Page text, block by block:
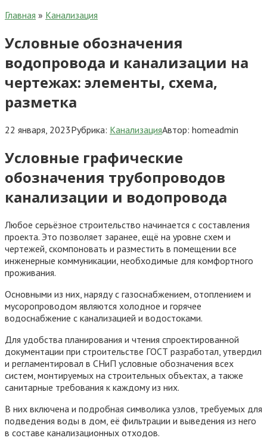
Главная » Канализация
Условные обозначения
водопровода и канализации на
чертежах: элементы, схема,
разметка
22 января, 2023Рубрика: КанализацияАвтор: homeadmin
Условные графические
обозначения трубопроводов
канализации и водопровода
Любое серьёзное строительство начинается с составления
проекта. Это позволяет заранее, ещё на уровне схем и
чертежей, скомпоновать и разместить в помещении все
инженерные коммуникации, необходимые для комфортного
проживания.
Основными из них, наряду с газоснабжением, отоплением и
мусоропроводом являются холодное и горячее
водоснабжение с канализацией и водостоками.
Для удобства планирования и чтения спроектированной
документации при строительстве ГОСТ разработал, утвердил
и регламентировал в СНиП условные обозначения всех
систем, монтируемых на строительных объектах, а также
санитарные требования к каждому из них.
В них включена и подробная символика узлов, требуемых для
подведения воды в дом, её фильтрации и выведения из него
в составе канализационных отходов.